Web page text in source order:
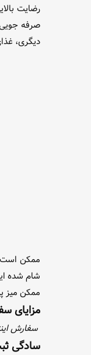
رضایت
صرفه
دیگری،
ممکن است
شام شده
ممکن میز
مزایای
سفارش
سادگی